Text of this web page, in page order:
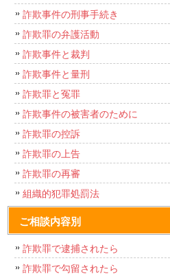
詐欺事件の刑事手続き
詐欺罪の弁護活動
詐欺事件と裁判
詐欺事件と量刑
詐欺罪と冤罪
詐欺事件の被害者のために
詐欺罪の控訴
詐欺罪の上告
詐欺罪の再審
組織的犯罪処罰法
ご相談内容別
詐欺罪で逮捕されたら
詐欺罪で勾留されたら